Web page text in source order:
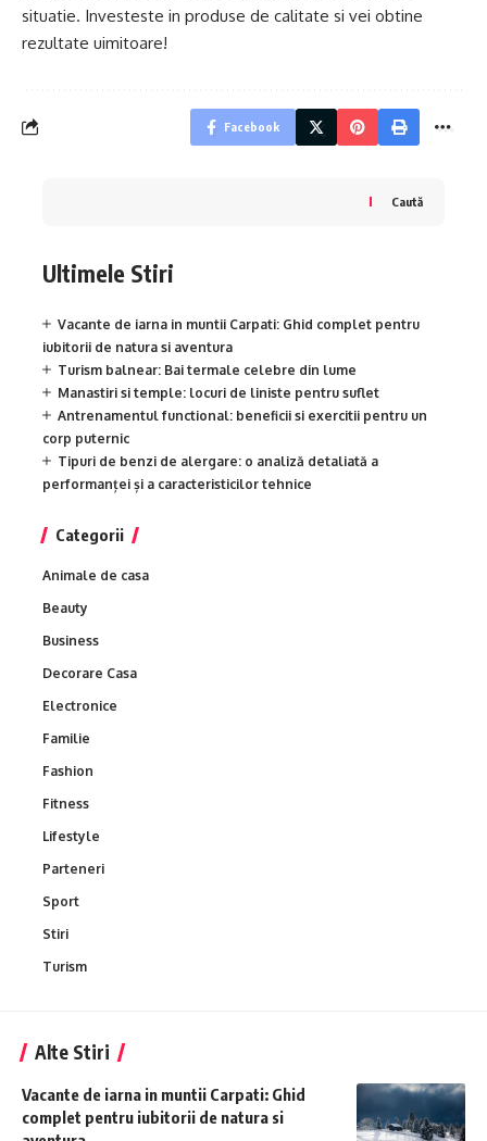
situatie. Investeste in produse de calitate si vei obtine
rezultate uimitoare!
Facebook
Caută
Ultimele Stiri
Vacante de iarna in muntii Carpati: Ghid complet pentru
iubitorii de natura si aventura
Turism balnear: Bai termale celebre din lume
Manastiri si temple: locuri de liniste pentru suflet
Antrenamentul functional: beneficii si exercitii pentru un
corp puternic
Tipuri de benzi de alergare: o analiză detaliată a
performanței și a caracteristicilor tehnice
Categorii
Animale de casa
Beauty
Business
Decorare Casa
Electronice
Familie
Fashion
Fitness
Lifestyle
Parteneri
Sport
Stiri
Turism
Alte Stiri
Vacante de iarna in muntii Carpati: Ghid
complet pentru iubitorii de natura si